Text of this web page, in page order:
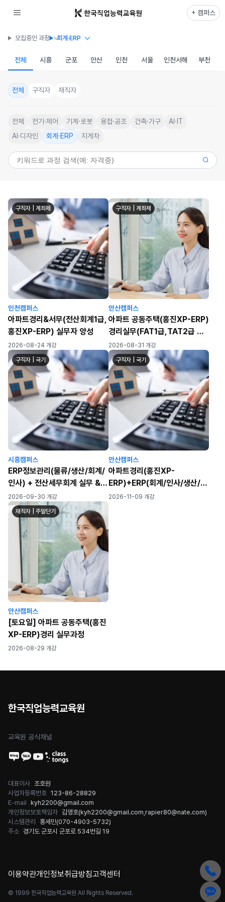
+ 캠퍼스
모집중인 과정 회계·ERP
전체 시흥 군포 안산 인천 서울 인천서해 부천
전체 구직자 재직자
전체 전기·제어 기계·로봇 용접·공조 건축·가구
AI·IT
AI·디자인
회계·ERP 지게차
구직자 | 계좌제
인천캠퍼스
아파트경리&서무(전산회계1급,
홍진XP-ERP) 실무자 양성
2026-08-24 개강
구직자 | 계좌제
안산캠퍼스
아파트 공동주택(홍진XP-ERP)
경리실무(FAT1급,TAT2급 자
격취득)
2026-08-31 개강
구직자 | 국기
시흥캠퍼스
ERP정보관리(물류/생산/회계/
인사) + 전산세무회계 실무 &
자격증 취득 과정
2026-09-30 개강
구직자 | 국기
안산캠퍼스
아파트경리(홍진XP-
ERP)+ERP(회계/인사/생산/물
류)+전산세무회계
2026-11-09 개강
재직자 | 주말단기
안산캠퍼스
[토요일] 아파트 공동주택(홍진
XP-ERP)경리 실무과정
2026-08-29 개강
한국직업능력교육원
교육원 공식채널
대표이사 조호원
사업자등록번호 123-86-28829
E-mail kyh2200@gmail.com
개인정보보호책임자 김영호(kyh2200@gmail.com rapier80@nate.com)
시스템관리
홍세민(070-4903-5732)
주소 경기도 군포시 군포로 534번길 19
이용약관개인정보취급방침고객센터
© 1999 한국직업능력교육원 All Rights Reserved.